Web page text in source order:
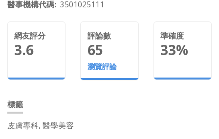
醫事機構代碼 3501025111
網友評分
3.6
評論數
65
瀏覽評論
準確度
33%
標籤
皮膚專科, 醫學美容